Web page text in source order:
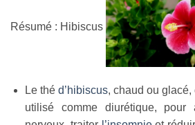
Résumé : Hibiscus
Le thé d’hibiscus, chaud ou
utilisé comme diurétique, pour